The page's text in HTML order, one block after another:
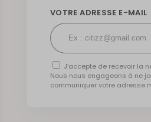
VOTRE ADRESSE E-MAIL
J’accepte de recevoir la
Nous nous engageons à ne
communiquer votre adresse